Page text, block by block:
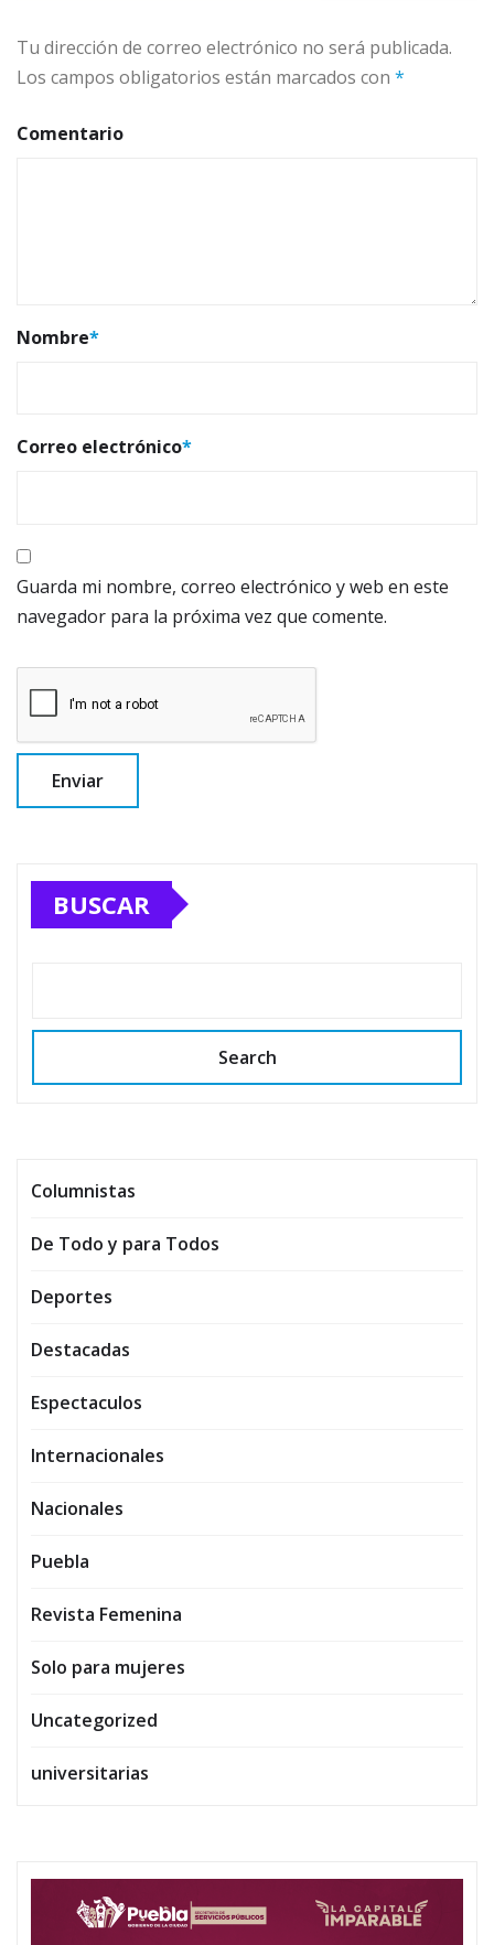
Tu dirección de correo electrónico no será publicada.
Los campos obligatorios están marcados con *
Comentario
Nombre*
Correo electrónico*
Guarda mi nombre, correo electrónico y web en este
navegador para la próxima vez que comente.
BUSCAR
Search
Columnistas
De Todo y para Todos
Deportes
Destacadas
Espectaculos
Internacionales
Nacionales
Puebla
Revista Femenina
Solo para mujeres
Uncategorized
universitarias